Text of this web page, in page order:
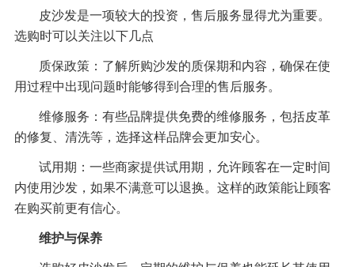
皮沙发是一项较大的投资，售后服务显得尤为重要。
选购时可以关注以下几点
质保政策：了解所购沙发的质保期和内容，确保在使
用过程中出现问题时能够得到合理的售后服务。
维修服务：有些品牌提供免费的维修服务，包括皮革
的修复、清洗等，选择这样品牌会更加安心。
试用期：一些商家提供试用期，允许顾客在一定时间
内使用沙发，如果不满意可以退换。这样的政策能让顾客
在购买前更有信心。
维护与保养